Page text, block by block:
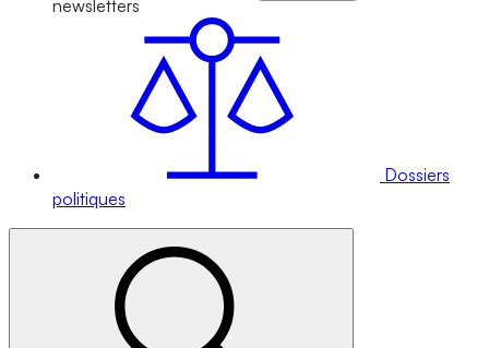
newsletters
Dossiers
politiques